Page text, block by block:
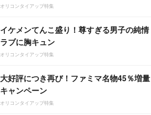
オリコンタイアップ特集
イケメンてんこ盛り！尊すぎる男子の純情
ラブに胸キュン
オリコンタイアップ特集
大好評につき再び！ファミマ名物45％増量
キャンペーン
オリコンタイアップ特集